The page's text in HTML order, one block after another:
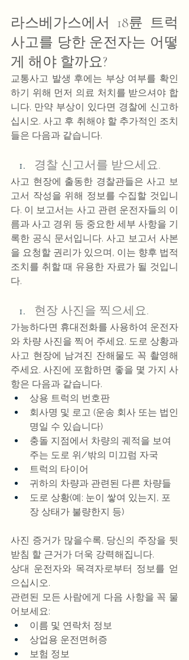
라스베가스에서 18륜 트럭
사고를 당한 운전자는 어떻
게 해야 할까요?
교통사고 발생 후에는 부상 여부를 확인
하기 위해 먼저 의료 처치를 받으셔야 합
니다. 만약 부상이 있다면 경찰에 신고하
십시오. 사고 후 취해야 할 추가적인 조치
들은 다음과 같습니다.
경찰 신고서를 받으세요.
사고 현장에 출동한 경찰관들은 사고 보
고서 작성을 위해 정보를 수집할 것입니
다. 이 보고서는 사고 관련 운전자들의 이
름과 사고 경위 등 중요한 세부 사항을 기
록한 공식 문서입니다. 사고 보고서 사본
을 요청할 권리가 있으며, 이는 향후 법적
조치를 취할 때 유용한 자료가 될 것입니
다.
현장 사진을 찍으세요.
가능하다면 휴대전화를 사용하여 운전자
와 차량 사진을 찍어 주세요. 도로 상황과
사고 현장에 남겨진 잔해물도 꼭 촬영해
주세요. 사진에 포함하면 좋을 몇 가지 사
항은 다음과 같습니다.
상용 트럭의 번호판
회사명 및 로고 (운송 회사 또는 법인
명일 수 있습니다)
충돌 지점에서 차량의 궤적을 보여
주는 도로 위/밖의 미끄럼 자국
트럭의 타이어
귀하의 차량과 관련된 다른 차량들
도로 상황(예: 눈이 쌓여 있는지, 포
장 상태가 불량한지 등)
사진 증거가 많을수록, 당신의 주장을 뒷
받침 할 근거가 더욱 강력해집니다.
상대 운전자와 목격자로부터 정보를 얻
으십시오.
관련된 모든 사람에게 다음 사항을 꼭 물
어보세요:
이름 및 연락처 정보
상업용 운전면허증
보험 정보